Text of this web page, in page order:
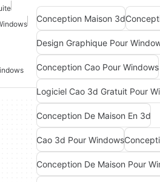
Conception Maison 3d
Design Graphique Pour
Conception Cao Pour Windows
Logiciel Cao 3d Gratuit Pour
Conception De Maison En 3d
Cao 3d Pour Windows
Conception De Maison Pour